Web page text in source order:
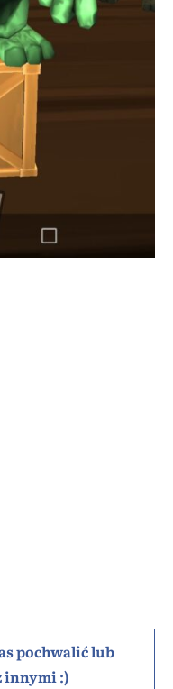
pochwalić lub
innymi :)